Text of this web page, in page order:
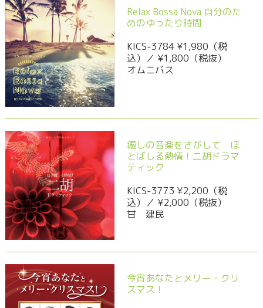
Relax Bossa Nova 自分のた
めのゆったり時間
KICS-3784 ¥1,980（税
込）／ ¥1,800（税抜）
オムニバス
癒しの音楽をさがして ほ
とばしる熱情！二胡ドラマ
ティック
KICS-3773 ¥2,200（税
込）／ ¥2,000（税抜）
甘 建民
今宵あなたとメリー・クリ
スマス！